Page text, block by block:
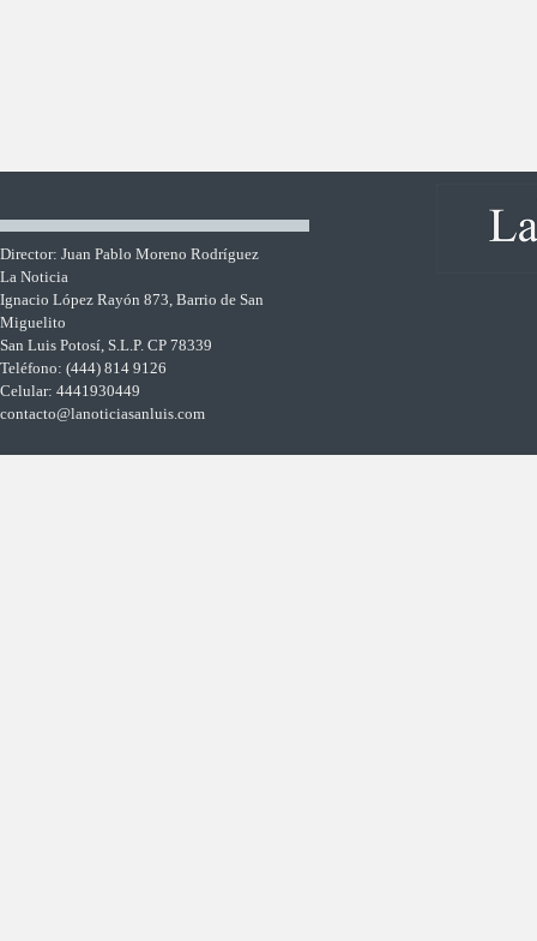
Director: Juan Pablo Moreno Rodríguez
La Noticia
Ignacio López Rayón 873, Barrio de San
Miguelito
San Luis Potosí, S.L.P. CP 78339
Teléfono: (444) 814 9126
Celular: 4441930449
contacto@lanoticiasanluis.com